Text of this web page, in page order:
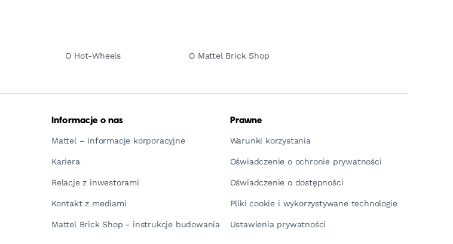
O Hot-Wheels
O Mattel Brick Shop
Informacje o nas
Mattel – informacje korporacyjne
Kariera
Relacje z inwestorami
Kontakt z mediami
Mattel Brick Shop - instrukcje budowania
Prawne
Warunki korzystania
Oświadczenie o ochronie prywatności
Oświadczenie o dostępności
Pliki cookie i wykorzystywane technologie
Ustawienia prywatności